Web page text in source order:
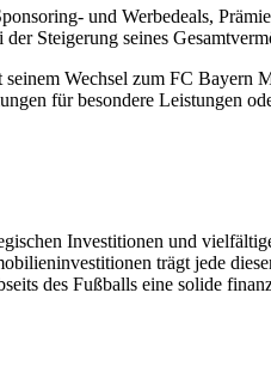
und Werbedeals,
Steigerung seines
Wechsel zum FC Bayern
für besondere Leistungen
Investitionen und
trägt jede
des Fußballs eine solide